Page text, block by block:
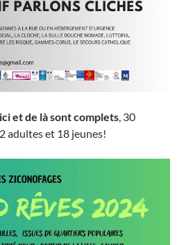
et de là sont complets, 30
adultes et 18 jeunes!